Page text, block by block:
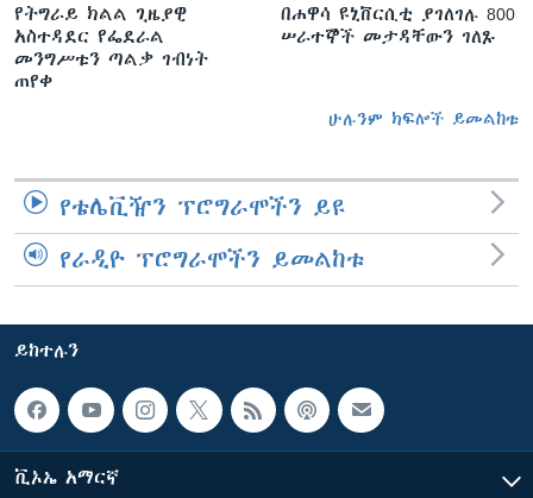
የትግራይ ክልል ጊዜያዊ
አስተዳደር የፌደራል
መንግሥቱን ጣልቃ ገብነት
ጠየቀ
በሐዋሳ ዩኒቨርሲቲ ያገለገሉ 800
ሠራተኞች መታዳቸውን ገለጹ
ሁሉንም ክፍሎች ይመልከቱ
የቴሌቪዥን ፕሮግራሞችን ይዩ
የራዲዮ ፕሮግራሞችን ይመልከቱ
ይከተሉን
ቪኦኤ አማርኛ